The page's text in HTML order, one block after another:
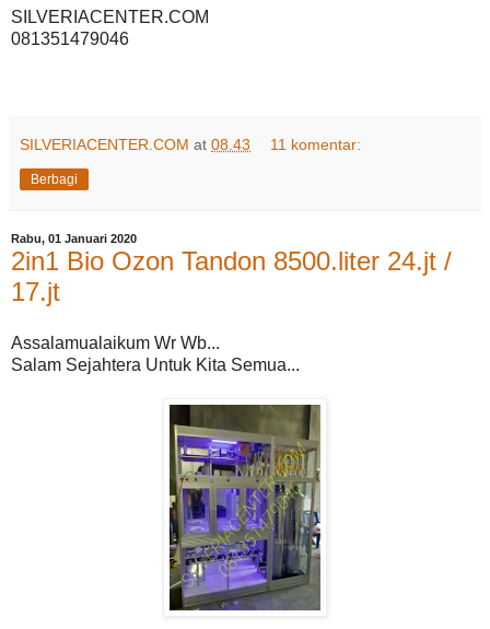
SILVERIACENTER.COM
081351479046
SILVERIACENTER.COM at 08.43 11 komentar:
Berbagi
Rabu, 01 Januari 2020
2in1 Bio Ozon Tandon 8500.liter 24.jt /
17.jt
Assalamualaikum Wr Wb...
Salam Sejahtera Untuk Kita Semua...